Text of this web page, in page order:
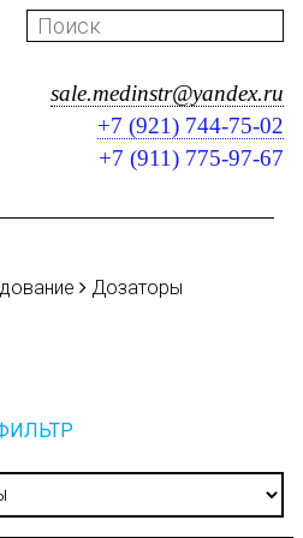
sale.medinstr@yandex.ru
+7 (921) 744-75-02
+7 (911) 775-97-67
Дозаторы